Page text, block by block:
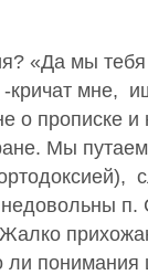
«Да мы
мне,
о прописке
Мы
ли понимания